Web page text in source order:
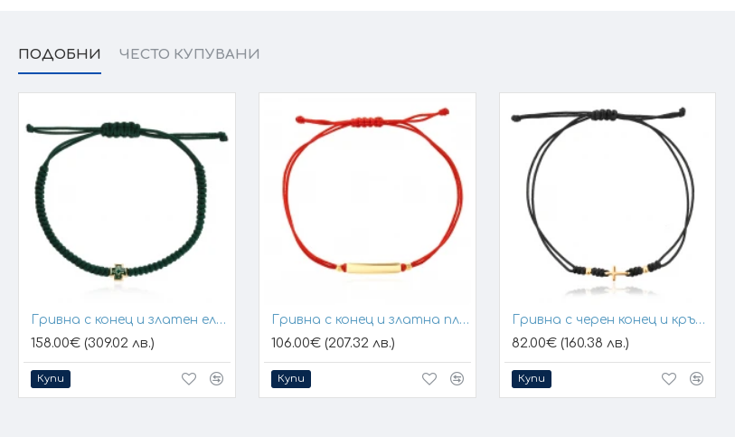
ПОДОБНИ ЧЕСТО КУПУВАНИ
Гривна с конец и златен елемент кръст
158.00€ (309.02 лв.)
Купи
Гривна с конец и златна плочка за гравиране
106.00€ (207.32 лв.)
Купи
Гривна с черен конец и кръстче
82.00€ (160.38 лв.)
Купи